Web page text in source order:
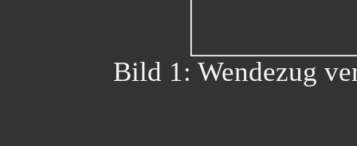
Bild 1: Wendezug